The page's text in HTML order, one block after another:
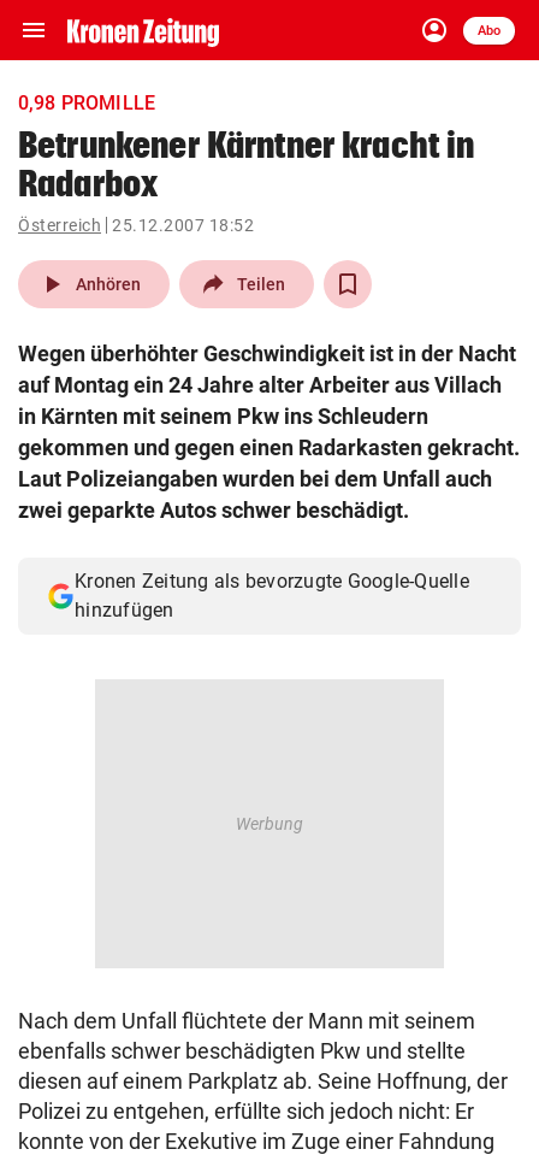
menu Navigation
ein-/ausklappen
account_circle
Anmelden
Abo
close Schließen
account_circle Anmelden
pin_drop
Wien arrow_right
search
Suchbegriff
eingeben
Muthgasse 2, 1190 Wien
0,98 PROMILLE
Betrunkener Kärntner kracht in
Radarbox
Österreich 25.12.2007 18:52
play_arrow Anhören Teilen
Wegen überhöhter Geschwindigkeit ist in der Nacht
auf Montag ein 24 Jahre alter Arbeiter aus Villach
in Kärnten mit seinem Pkw ins Schleudern
gekommen und gegen einen Radarkasten gekracht.
Laut Polizeiangaben wurden bei dem Unfall auch
zwei geparkte Autos schwer beschädigt.
Kronen Zeitung als bevorzugte Google-Quelle
hinzufügen
Nach dem Unfall flüchtete der Mann mit seinem
ebenfalls schwer beschädigten Pkw und stellte
diesen auf einem Parkplatz ab. Seine Hoffnung, der
Polizei zu entgehen, erfüllte sich jedoch nicht: Er
konnte von der Exekutive im Zuge einer Fahndung